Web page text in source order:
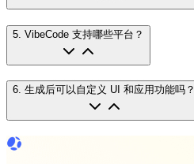
5 VibeCode 支持哪些平台？
6. 生成后可以自定义 UI 和应用功能吗？